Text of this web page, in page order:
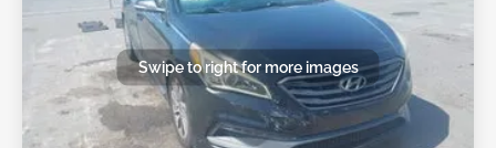
Swipe to right for more images